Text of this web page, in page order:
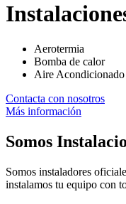
Aerotermia
Bomba de calor
Aire Acondicionado
Contacta con nosotros
Más información
Somos
Somos instaladores
instalamos tu equipo con